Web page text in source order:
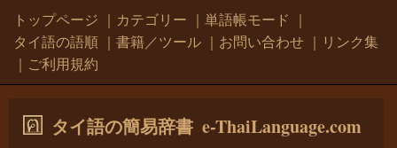
トップページ カテゴリー 単語帳モード
タイ語の語順
書籍／ツール お問い合わせ
リンク集
ご利用規約
タイ語の簡易辞書 e-ThaiLanguage.com